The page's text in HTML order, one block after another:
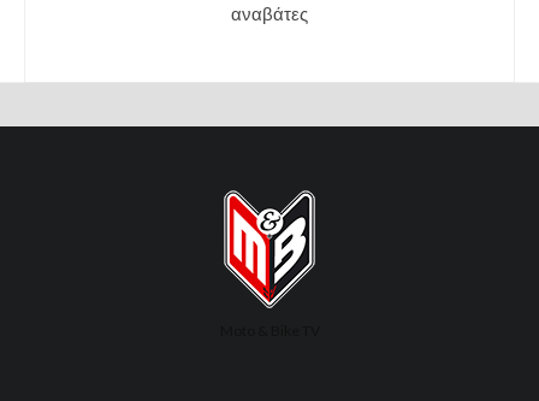
αναβάτες